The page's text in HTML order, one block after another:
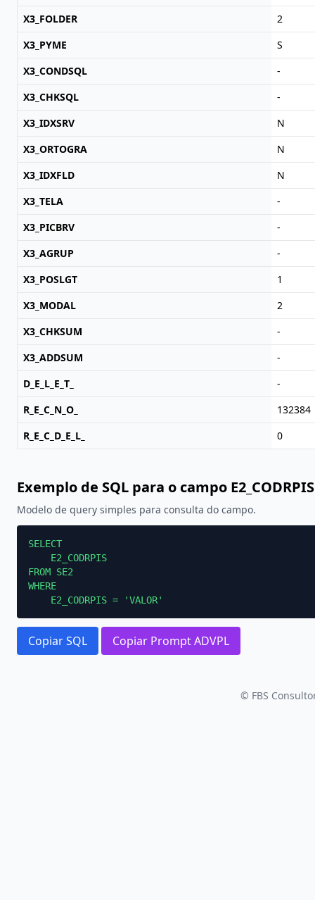
X3_FOLDER
2
X3_PYME
S
X3_CONDSQL
-
X3_CHKSQL
-
X3_IDXSRV
N
X3_ORTOGRA
N
X3_IDXFLD
N
X3_TELA
-
X3_PICBRV
-
X3_AGRUP
-
X3_POSLGT
1
X3_MODAL
2
X3_CHKSUM
-
X3_ADDSUM
-
D_E_L_E_T_
-
R_E_C_N_O_
132384
R_E_C_D_E_L_
0
Exemplo de SQL para o campo E2_CODRPIS
Modelo de query simples para consulta do campo.
SELECT
    E2_CODRPIS
FROM SE2
WHERE
    E2_CODRPIS = 'VALOR'
Copiar SQL Copiar Prompt ADVPL
© FBS